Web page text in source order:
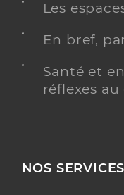
Les
En bref,
Santé et
réflexes
NOS SERVICES